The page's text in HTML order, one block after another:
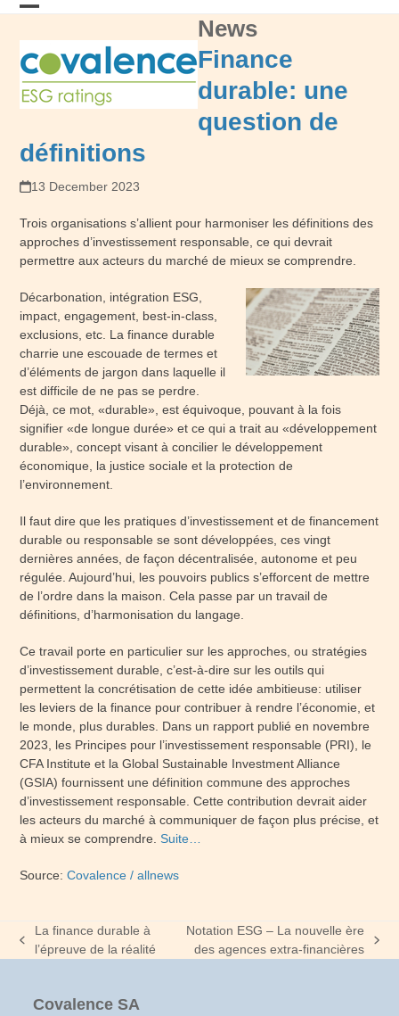
Skip
mobile
menu
mobile
menu
News
Finance
durable: une
question de
définitions
13 December 2023
Trois organisations s’allient pour harmoniser les définitions des
approches d’investissement responsable, ce qui devrait
permettre aux acteurs du marché de mieux se comprendre.
Décarbonation, intégration ESG,
impact, engagement, best-in-class,
exclusions, etc. La finance durable
charrie une escouade de termes et
d’éléments de jargon dans laquelle il
est difficile de ne pas se perdre.
Déjà, ce mot, «durable», est équivoque, pouvant à la fois
signifier «de longue durée» et ce qui a trait au «développement
durable», concept visant à concilier le développement
économique, la justice sociale et la protection de
l’environnement.
Il faut dire que les pratiques d’investissement et de financement
durable ou responsable se sont développées, ces vingt
dernières années, de façon décentralisée, autonome et peu
régulée. Aujourd’hui, les pouvoirs publics s’efforcent de mettre
de l’ordre dans la maison. Cela passe par un travail de
définitions, d’harmonisation du langage.
Ce travail porte en particulier sur les approches, ou stratégies
d’investissement durable, c’est-à-dire sur les outils qui
permettent la concrétisation de cette idée ambitieuse: utiliser
les leviers de la finance pour contribuer à rendre l’économie, et
le monde, plus durables. Dans un rapport publié en novembre
2023, les Principes pour l’investissement responsable (PRI), le
CFA Institute et la Global Sustainable Investment Alliance
(GSIA) fournissent une définition commune des approches
d’investissement responsable. Cette contribution devrait aider
les acteurs du marché à communiquer de façon plus précise, et
à mieux se comprendre.Suite…
Source:Covalence / allnews
previous
La finance durable à
l’épreuve de la réalité
next
Notation ESG – La nouvelle ère
des agences extra-financières
Covalence SA